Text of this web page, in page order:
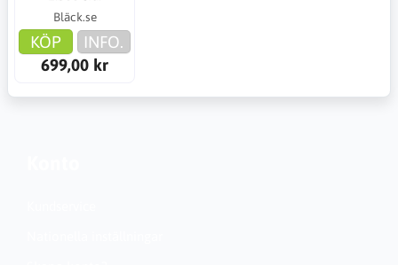
Bläck.se
KÖP
INFO.
699,00 kr